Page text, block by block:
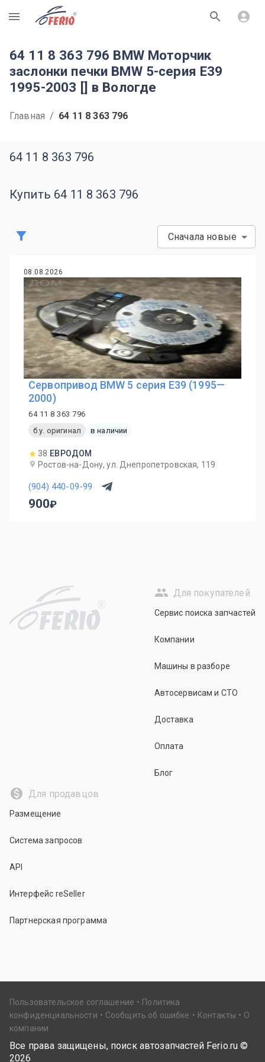
R
64 11 8 363 796 BMW Моторчик
заслонки печки BMW 5-серия E39
1995-2003 [] в Вологде
Главная / 64 11 8 363 796
64 11 8 363 796
Купить 64 11 8 363 796
Сначала новые
08.08.2026
Сервопривод BMW 5 серия E39 (1995—
2000)
64 11 8 363 796
б.у. оригинал
в наличии
38 ЕВРОДОМ
Ростов-на-Дону, ул. Днепропетровская, 119
(904) 440-09-99
900
R
Для покупателей
Сервис поиска запчастей
Компании
Машины в разборе
Автосервисам и СТО
Доставка
Оплата
Блог
Для продавцов
Размещение
Система запросов
API
Интерфейс reSeller
Партнерская программа
Пользовательское соглашение
Политика
конфиденциальности
Сообщить об ошибке Контакты
О
компании
Все права защищены, поиск автозапчастей Ferio.ru ©
2026